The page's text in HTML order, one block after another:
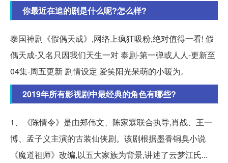
你最近在追的剧是什么呢?怎么样?
泰国神剧《假偶天成》,网络上疯狂吸粉,绝对值得一看! 假
偶天成-又名只因我们天生一对 泰剧-第一弹或人人-更新至
04集-周五更新 剧情设定 爱笑阳光呆萌的小暖为。
2019年所有影视剧中最经典的角色有哪些?
1、《陈情令》是由郑伟文、陈家霖联合执导,肖战、王一
博、孟子义主演的古装仙侠剧。该剧根据墨香铜臭小说
《魔道祖师》改编,以五大家族为背景,讲述了云梦江氏...